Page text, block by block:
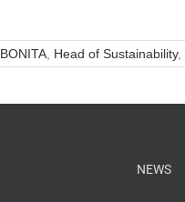
BONITA Head of Sustainability,
NEWS